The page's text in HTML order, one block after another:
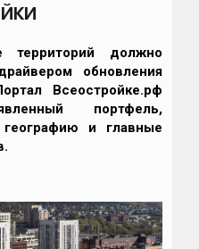
территорий должно
обновления
Всeостройке.pф
портфель,
и главные